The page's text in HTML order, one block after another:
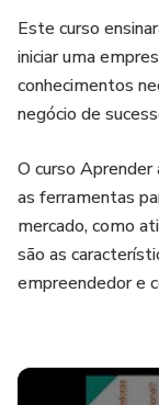
Este curso
iniciar uma
conhecimentos
negócio de
O curso Aprender
as ferramentas
mercado, como
são as
empreendedor e